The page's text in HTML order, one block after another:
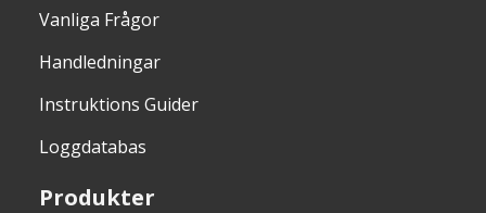
Vanliga Frågor
Handledningar
Instruktions Guider
Loggdatabas
Produkter